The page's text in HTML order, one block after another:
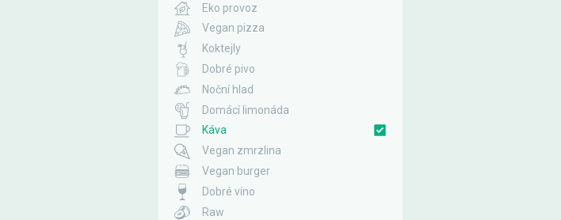
Eko provoz
Vegan pizza
Koktejly
Dobré pivo
Noční hlad
Domácí limonáda
Káva
Vegan zmrzlina
Vegan burger
Dobré víno
Raw